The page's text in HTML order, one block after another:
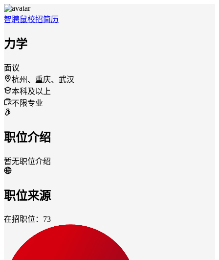
智聘鼠校招简历
力学
面议
杭州、重庆、武汉
本科及以上
不限专业
职位介绍
暂无职位介绍
职位来源
在招职位：73